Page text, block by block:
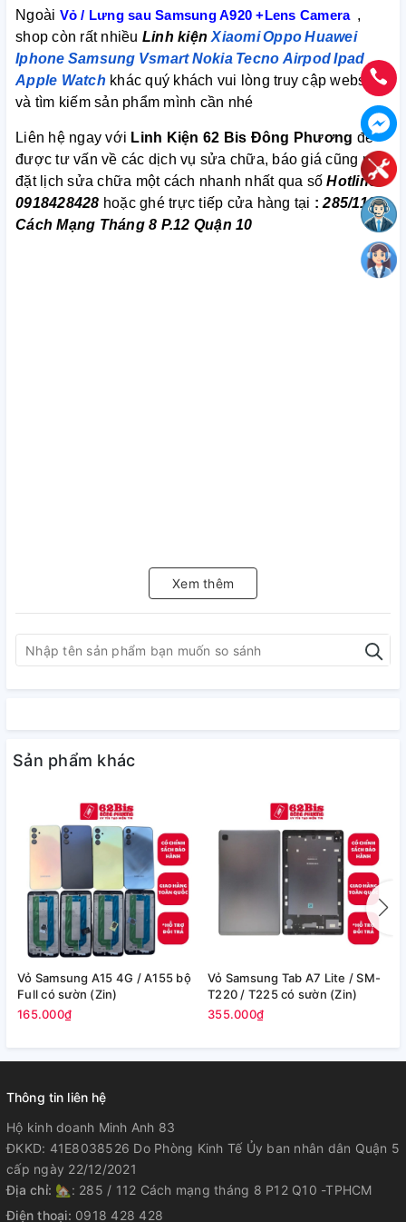
Ngoài Vỏ / Lưng sau Samsung A920 +Lens Camera ,
shop còn rất nhiều Linh kiệnXiaomiOppoHuawei
Iphone Samsung Vsmart Nokia Tecno AirpodIpad
Apple Watch khác quý khách vui lòng truy cập website
và tìm kiếm sản phẩm mình cần nhé
Liên hệ ngay với Linh Kiện 62 Bis Đông Phương để
được tư vấn về các dịch vụ sửa chữa, báo giá cũng như
đặt lịch sửa chữa một cách nhanh nhất qua sốHotline:
0918428428 hoặc ghé trực tiếp cửa hàng tại :285/112
Cách Mạng Tháng 8 P.12 Quận 10
Xem thêm
Sản phẩm khác
Vỏ Samsung A15 4G / A155 bộ
Full có sườn (Zin)
165.000₫
Vỏ Samsung Tab A7 Lite / SM-
T220 / T225 có sườn (Zin)
355.000₫
Thông tin liên hệ
Hộ kinh doanh Minh Anh 83
ĐKKD: 41E8038526 Do Phòng Kinh Tế Ủy ban nhân dân Quận 5
cấp ngày 22/12/2021
Địa chỉ: 🏡: 285 / 112 Cách mạng tháng 8 P12 Q10 -TPHCM
Điện thoại: 0918 428 428